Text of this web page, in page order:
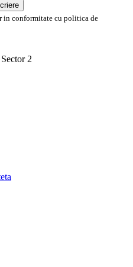
in conformitate cu politica de
2